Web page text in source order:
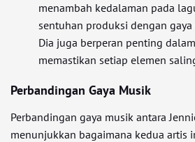
menambah kedalaman pada
sentuhan produksi dengan
Dia juga berperan penting
memastikan setiap elemen
Perbandingan Gaya Musik
Perbandingan gaya musik antara
menunjukkan bagaimana kedua artis